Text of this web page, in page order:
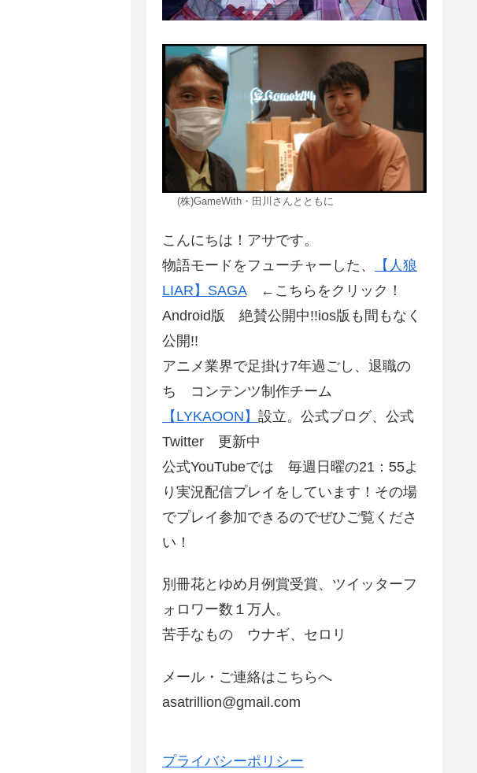
(株)GameWith・田川さんとともに
こんにちは！アサです。
物語モードをフューチャーした、
【人狼
LIAR】SAGA←こちらをクリック！
Android版 絶賛公開中!!ios版も間もなく
公開!!
アニメ業界で足掛け7年過ごし、退職の
ち コンテンツ制作チーム
【LYKAOON】 設立。公式ブログ、公式
Twitter 更新中
公式YouTubeでは 毎週日曜の21：55よ
り実況配信プレイをしています！その場
でプレイ参加できるのでぜひご覧くださ
い！
別冊花とゆめ月例賞受賞、ツイッターフ
ォロワー数１万人。
苦手なもの ウナギ、セロリ
メール・ご連絡はこちらへ
asatrillion@gmail.com
プライバシーポリシー